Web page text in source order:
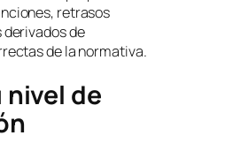
retrasos
de
de la normativa.
nivel de